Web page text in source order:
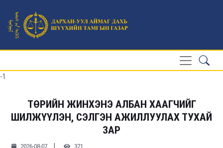
-1
ТӨРИЙН ЖИНХЭНЭ АЛБАН ХААГЧИЙГ
ШИЛЖҮҮЛЭН, СЭЛГЭН АЖИЛЛУУЛАХ ТУХАЙ
ЗАР
2026-08-07 | 371